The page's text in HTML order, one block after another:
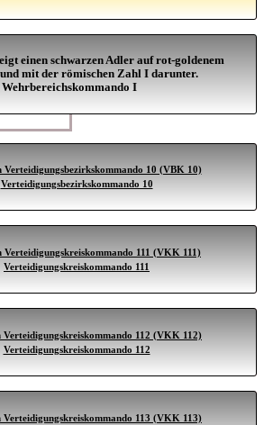
Wehrbereichskommando I
Verteidigungsbezirkskommando 10
Verteidigungskreiskommando 111
Verteidigungskreiskommando 112